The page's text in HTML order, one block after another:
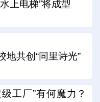
上电梯”将成型
地共创“同里诗光”
工厂”有何魔力？